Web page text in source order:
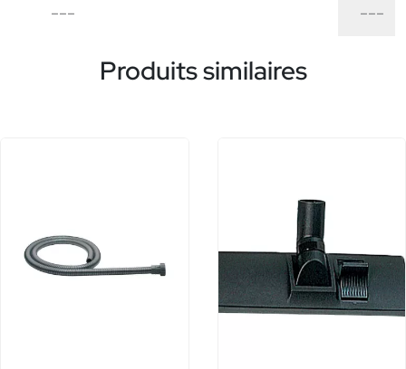
---
---
Produits similaires